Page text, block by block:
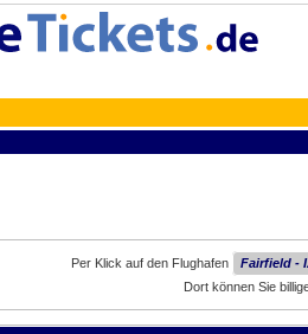
Per Klick auf den Flughafen
Fairfield -
Dort können Sie